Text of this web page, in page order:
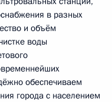
в разных
и объём
воды
обеспечиваем
города с населением